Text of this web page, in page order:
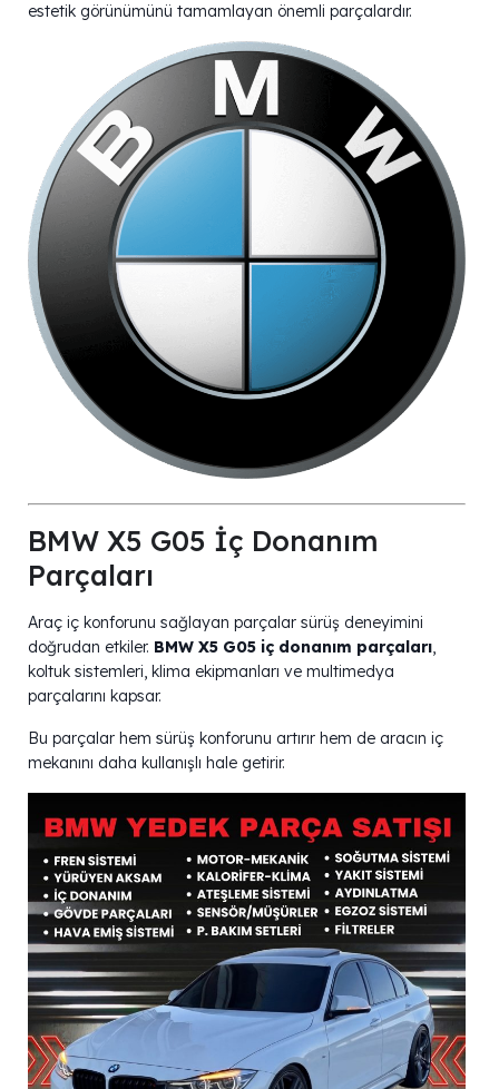
estetik görünümünü tamamlayan önemli parçalardır.
BMW X5 G05 İç Donanım
Parçaları
Araç iç konforunu sağlayan parçalar sürüş deneyimini
doğrudan etkiler.
BMW X5 G05 iç donanım parçaları,
koltuk sistemleri, klima ekipmanları ve multimedya
parçalarını kapsar.
Bu parçalar hem sürüş konforunu artırır hem de aracın iç
mekanını daha kullanışlı hale getirir.